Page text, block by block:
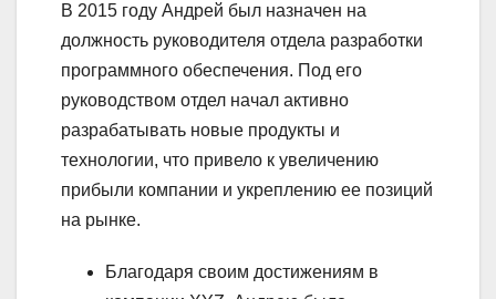
В 2015 году Андрей был назначен на
должность руководителя отдела разработки
программного обеспечения. Под его
руководством отдел начал активно
разрабатывать новые продукты и
технологии, что привело к увеличению
прибыли компании и укреплению ее позиций
на рынке.
Благодаря своим достижениям в